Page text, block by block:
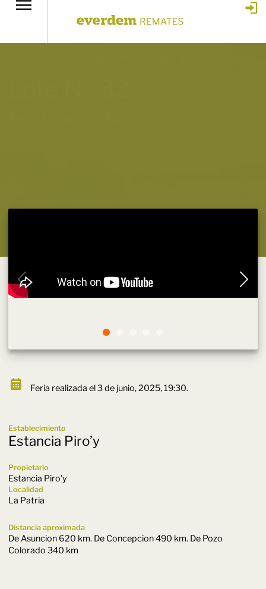
Feria realizada el 3 de junio, 2025, 19:30.
Establecimiento
Estancia Piro’y
Propietario
Estancia Piro'y
Localidad
La Patria
Distancia aproximada
De Asuncion 620 km. De Concepcion 490 km. De Pozo
Colorado 340 km